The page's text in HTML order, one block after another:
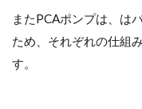
またPCAポンプは、は
ため、それぞれの仕組
す。